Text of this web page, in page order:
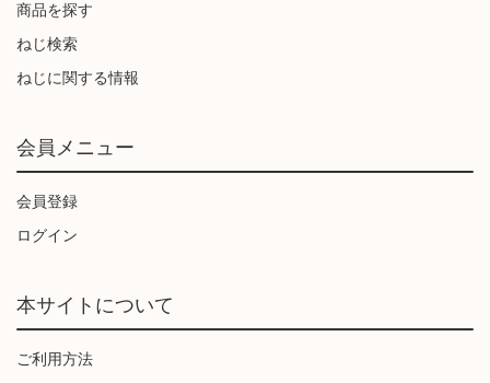
商品を探す
ねじ検索
ねじに関する情報
会員メニュー
会員登録
ログイン
本サイトについて
ご利用方法